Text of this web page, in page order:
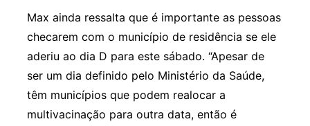
Max ainda ressalta que é importante as pessoas
checarem com o município de residência se ele
aderiu ao dia D para este sábado. “Apesar de
ser um dia definido pelo Ministério da Saúde,
têm municípios que podem realocar a
multivacinação para outra data, então é